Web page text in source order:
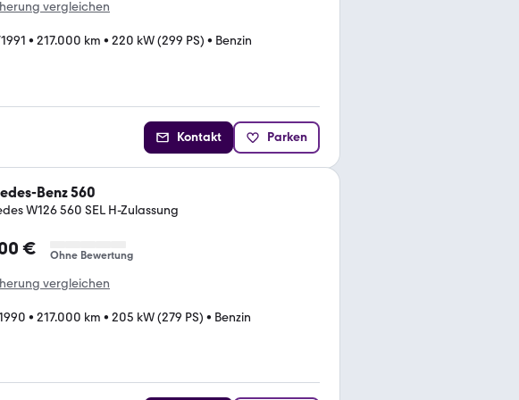
vergleichen
• 217.000 km • 220 kW (299 PS) • Benzin
Kontakt Parken
Benz 560
W126 560 SEL H-Zulassung
€ Ohne Bewertung
vergleichen
• 217.000 km • 205 kW (279 PS) • Benzin